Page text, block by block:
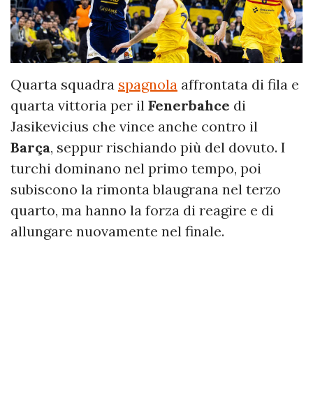
Quarta squadra spagnola affrontata di fila e
quarta vittoria per il Fenerbahce di
Jasikevicius che vince anche contro il
Barça, seppur rischiando più del dovuto. I
turchi dominano nel primo tempo, poi
subiscono la rimonta blaugrana nel terzo
quarto, ma hanno la forza di reagire e di
allungare nuovamente nel finale.